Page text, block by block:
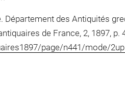
Département des Antiquités
de France, 2, 1897, p.
page/n441/mode/2up